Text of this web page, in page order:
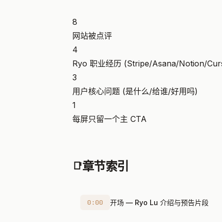
8
网站被点评
4
Ryo 职业经历 (Stripe/Asana/Notion/
3
用户核心问题 (是什么/给谁/好用吗)
1
每屏只留一个主 CTA
📑章节索引
0:00 开场 — Ryo Lu 介绍与预告片段